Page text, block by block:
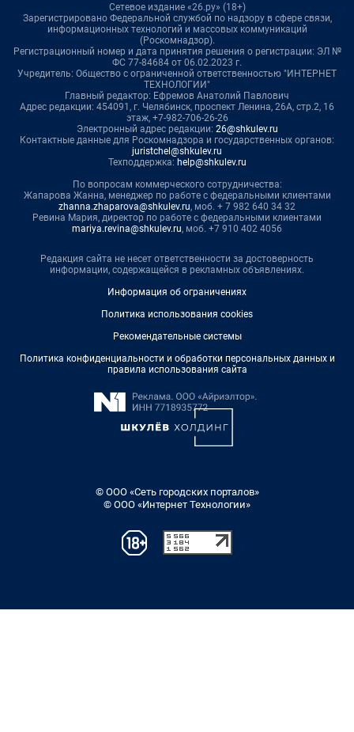
Сетевое издание «26.ру» (18+)
Зарегистрировано Федеральной службой по надзору в сфере связи,
информационных технологий и массовых коммуникаций
(Роскомнадзор).
Регистрационный номер и дата принятия решения о регистрации: ЭЛ №
ФС 77-84684 от 06.02.2023 г.
Учредитель: Общество с ограниченной ответственностью "ИНТЕРНЕТ
ТЕХНОЛОГИИ"
Главный редактор: Ефремов Анатолий Павлович
Адрес редакции: 454091, г. Челябинск, проспект Ленина, 26А, стр.2, 16
этаж, +7-982-706-26-26
Электронный адрес редакции: 26@shkulev.ru
Контактные данные для Роскомнадзора и государственных органов:
juristchel@shkulev.ru
Техподдержка: help@shkulev.ru
По вопросам коммерческого сотрудничества:
Жапарова Жанна, менеджер по работе с федеральными клиентами
zhanna.zhaparova@shkulev.ru, моб. + 7 982 640 34 32
Ревина Мария, директор по работе с федеральными клиентами
mariya.revina@shkulev.ru, моб. +7 910 402 4056
Редакция сайта не несет ответственности за достоверность
информации, содержащейся в рекламных объявлениях.
Информация об ограничениях
Политика использования cookies
Рекомендательные системы
Политика конфиденциальности и обработки персональных данных и
правила использования сайта
© ООО «Сеть городских порталов»
© ООО «Интернет Технологии»